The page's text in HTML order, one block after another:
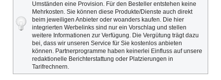
Umständen eine Provision. Für den Besteller entstehen keine
Mehrkosten. Sie können diese Produkte/Dienste auch direkt
beim jeweiligen Anbieter oder woanders kaufen. Die hier
integrierten Werbelinks sind nur ein Vorschlag und stellen
weitere Informationen zur Verfügung. Die Vergütung trägt dazu
bei, dass wir unseren Service für Sie kostenlos anbieten
können. Partnerprogramme haben keinerlei Einfluss auf unsere
redaktionelle Berichterstattung oder Platzierungen in
Tarifrechnern.